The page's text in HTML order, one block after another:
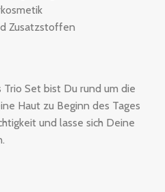
Zusatzstoffen
Set bist Du rund um die
Haut zu Beginn des Tages
und lasse sich Deine